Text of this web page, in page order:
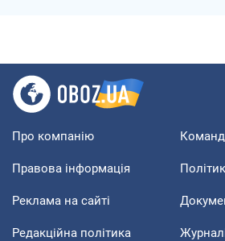
Про компанію
Правова інформація
Реклама на сайті
Редакційна політика